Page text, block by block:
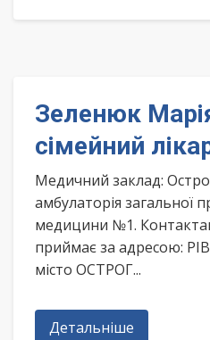
Зеленюк
сімейний
Медичний заклад:
амбулаторія загальної
медицини №1.
приймає за адресою:
місто ОСТРОГ...
Детальніше